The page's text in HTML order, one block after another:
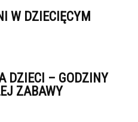
W DZIECIĘCYM
DZIECI – GODZINY
ZABAWY